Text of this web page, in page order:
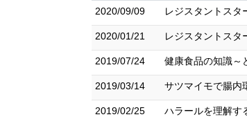
2020/09/09
レジスタントスタ
2020/01/21 レジスタントスタ
2019/07/24 健康食品の知識～
2019/03/14 サツマイモで腸内
2019/02/25 ハラールを理解す